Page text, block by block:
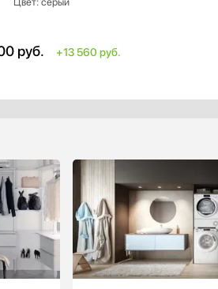
руб. +13 560 руб.